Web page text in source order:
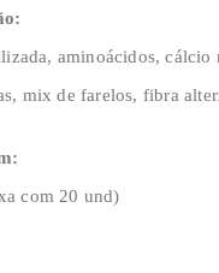
aminoácidos,
mix de farelos, fibra
com 20 und)